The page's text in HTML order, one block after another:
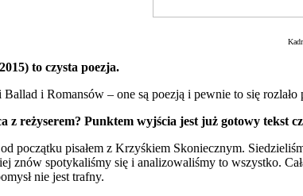
to czysta poezja.
i Romansów – one są poezją i pewnie to się rozlało
z reżyserem? Punktem wyjścia jest już gotowy tekst
początku pisałem z Krzyśkiem Skoniecznym.
znów spotykaliśmy się i analizowaliśmy to wszystko.
nie jest trafny.